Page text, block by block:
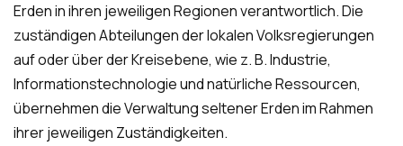
Erden in ihren jeweiligen Regionen verantwortlich. Die
zuständigen Abteilungen der lokalen Volksregierungen
auf oder über der Kreisebene, wie z. B. Industrie,
Informationstechnologie und natürliche Ressourcen,
übernehmen die Verwaltung seltener Erden im Rahmen
ihrer jeweiligen Zuständigkeiten.